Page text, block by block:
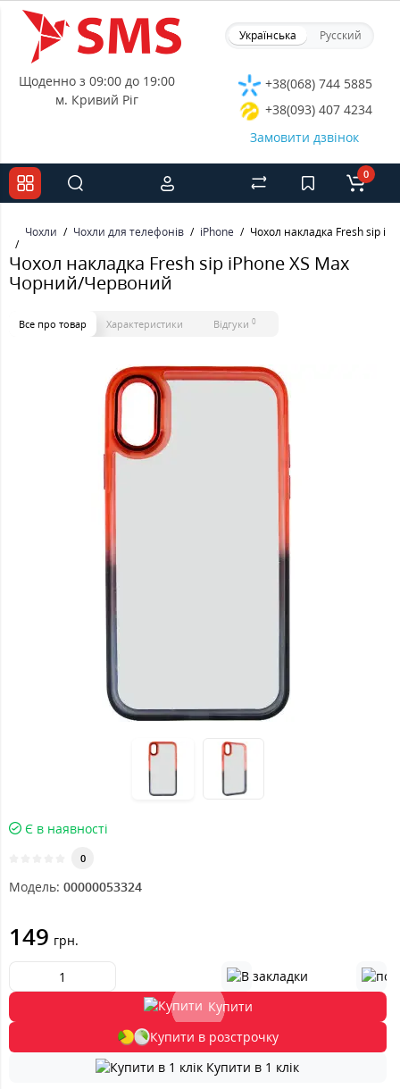
Українська Русский
Щоденно з 09:00 до 19:00
м. Кривий Ріг
+38(068) 744 5885
+38(093) 407 4234
Замовити дзвінок
0
Чохли Чохли для телефонів iPhone Чохол накладка Fresh sip
Чохол накладка Fresh sip iPhone XS Max
Чорний/Червоний
Все про товар Характеристики Відгуки 0
Є в наявності
0
Модель: 00000053324
149 грн.
Купити
Купити в розстрочку
Купити в 1 клік